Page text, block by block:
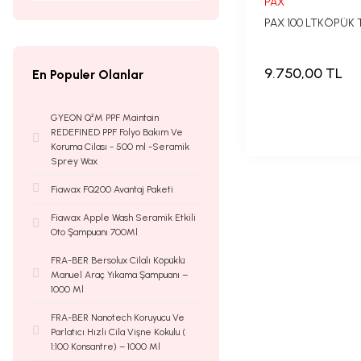
En Populer Olanlar
GYEON Q²M PPF Maintain
REDEFINED PPF Folyo Bakım Ve
Koruma Cilası - 500 ml -Seramik
Sprey Wax
Fiawax FQ200 Avantaj Paketi
Fiawax Apple Wash Seramik Etkili
Oto Şampuanı 700Ml
FRA-BER Bersolux Cilalı Köpüklü
Manuel Araç Yıkama Şampuanı –
1000 Ml
FRA-BER Nanotech Koruyucu Ve
Parlatıcı Hızlı Cila Vişne Kokulu (
1:100 Konsantre) – 1000 Ml
PAX 100 LTKÖPÜK
9.750,00 TL